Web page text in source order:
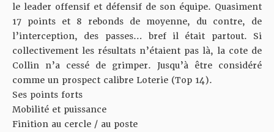
le leader offensif et défensif de son équipe. Quasiment
17 points et 8 rebonds de moyenne, du contre, de
l’interception, des passes… bref il était partout. Si
collectivement les résultats n’étaient pas là, la cote de
Collin n’a cessé de grimper. Jusqu’à être considéré
comme un prospect calibre Loterie (Top 14).
Ses points forts
Mobilité et puissance
Finition au cercle / au poste